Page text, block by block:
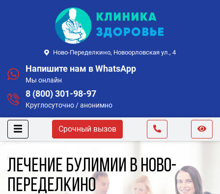
Ново-Переделкино, Новоорловская ул., 4
Напишите нам в WhatsApp
Мы онлайн
8 (800) 301-98-97
Круглосуточно / анонимно
Срочный вызов
Лечение булимии в Ново-
Переделкино